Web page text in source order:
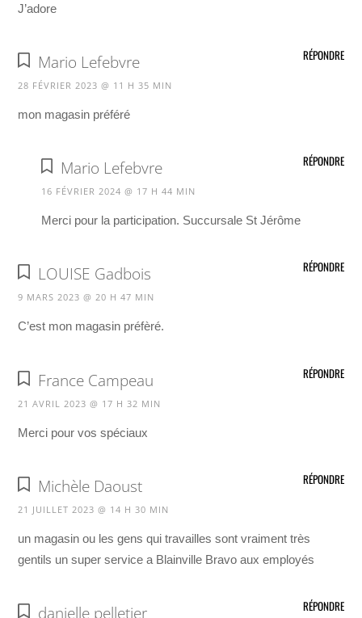
J’adore
Mario Lefebvre
28 FÉVRIER 2023 @ 11 H 35 MIN
mon magasin préféré
RÉPONDRE
Mario Lefebvre
16 FÉVRIER 2024 @ 17 H 44 MIN
Merci pour la participation. Succursale St Jérôme
RÉPONDRE
LOUISE Gadbois
9 MARS 2023 @ 20 H 47 MIN
C’est mon magasin préfèré.
RÉPONDRE
France Campeau
21 AVRIL 2023 @ 17 H 32 MIN
Merci pour vos spéciaux
RÉPONDRE
Michèle Daoust
21 JUILLET 2023 @ 14 H 30 MIN
un magasin ou les gens qui travailles sont vraiment très
gentils un super service a Blainville Bravo aux employés
RÉPONDRE
danielle pelletier RÉPONDRE